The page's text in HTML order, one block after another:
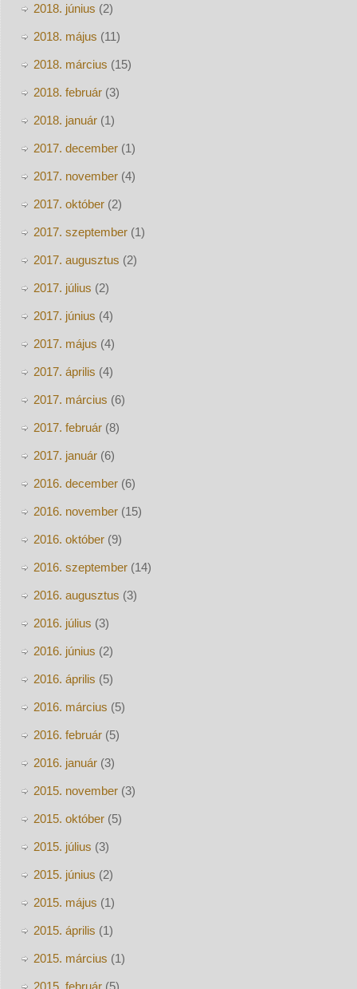
2018. június (2)
2018. május (11)
2018. március (15)
2018. február(3)
2018. január(1)
2017. december(1)
2017. november(4)
2017. október(2)
2017. szeptember(1)
2017. augusztus (2)
2017. július (2)
2017. június (4)
2017. május (4)
2017. április (4)
2017. március (6)
2017. február(8)
2017. január(6)
2016. december(6)
2016. november(15)
2016. október(9)
2016. szeptember(14)
2016. augusztus (3)
2016. július (3)
2016. június (2)
2016. április (5)
2016. március (5)
2016. február(5)
2016. január(3)
2015. november(3)
2015. október(5)
2015. július (3)
2015. június (2)
2015. május (1)
2015. április (1)
2015. március (1)
2015. február(5)